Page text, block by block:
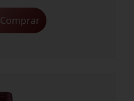
Comprar